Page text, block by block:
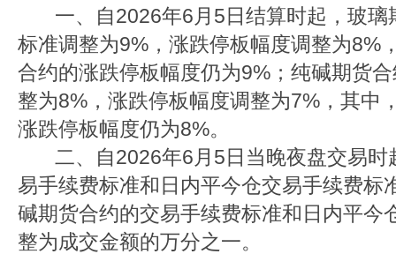
一、自2026年6月5日结算时起，玻璃
标准调整为9%，涨跌停板幅度调整为8%
合约的涨跌停板幅度仍为9%；纯碱期货
整为8%，涨跌停板幅度调整为7%，其中
涨跌停板幅度仍为8%。
二、自2026年6月5日当晚夜盘交易时
易手续费标准和日内平今仓交易手续费标
碱期货合约的交易手续费标准和日内平今
整为成交金额的万分之一。